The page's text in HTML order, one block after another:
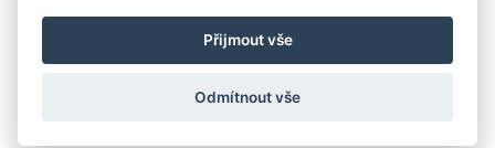
Pivní deníček je nezávislý zdroj, který není spjat s žádným
konkrétním pivovarem ani restaurací. Názory uživatelů nemusí nutně
reprezentovat názory tvůrců Deníčku.
Přijmout vše
Odmítnout vše